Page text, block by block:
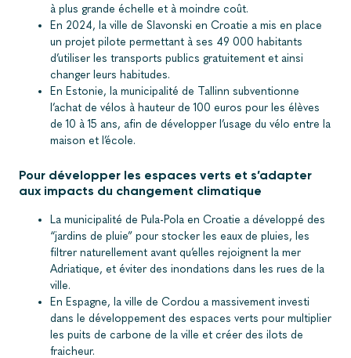
à plus grande échelle et à moindre coût.
En 2024, la ville de Slavonski en Croatie a mis en place
un projet pilote permettant à ses 49 000 habitants
d’utiliser les transports publics gratuitement et ainsi
changer leurs habitudes.
En Estonie, la municipalité de Tallinn subventionne
l’achat de vélos à hauteur de 100 euros pour les élèves
de 10 à 15 ans, afin de développer l’usage du vélo entre la
maison et l’école.
Pour développer les espaces verts et s’adapter
aux impacts du changement climatique
La municipalité de Pula-Pola en Croatie a développé des
“jardins de pluie” pour stocker les eaux de pluies, les
filtrer naturellement avant qu’elles rejoignent la mer
Adriatique, et éviter des inondations dans les rues de la
ville.
En Espagne, la ville de Cordou a massivement investi
dans le développement des espaces verts pour multiplier
les puits de carbone de la ville et créer des ilots de
fraicheur.